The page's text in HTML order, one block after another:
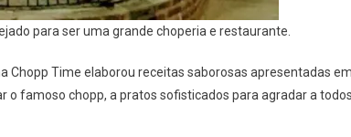
para ser uma grande choperia e restaurante.
Chopp Time elaborou receitas saborosas apresentadas
o famoso chopp, a pratos sofisticados para agradar a